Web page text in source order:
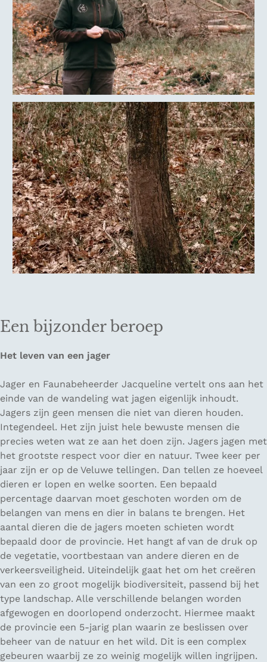
Een bijzonder beroep
Het leven van een jager
Jager en Faunabeheerder Jacqueline vertelt ons aan het
einde van de wandeling wat jagen eigenlijk inhoudt.
Jagers zijn geen mensen die niet van dieren houden.
Integendeel. Het zijn juist hele bewuste mensen die
precies weten wat ze aan het doen zijn. Jagers jagen met
het grootste respect voor dier en natuur. Twee keer per
jaar zijn er op de Veluwe tellingen. Dan tellen ze hoeveel
dieren er lopen en welke soorten. Een bepaald
percentage daarvan moet geschoten worden om de
belangen van mens en dier in balans te brengen. Het
aantal dieren die de jagers moeten schieten wordt
bepaald door de provincie. Het hangt af van de druk op
de vegetatie, voortbestaan van andere dieren en de
verkeersveiligheid. Uiteindelijk gaat het om het creëren
van een zo groot mogelijk biodiversiteit, passend bij het
type landschap. Alle verschillende belangen worden
afgewogen en doorlopend onderzocht. Hiermee maakt
de provincie een 5-jarig plan waarin ze beslissen over
beheer van de natuur en het wild. Dit is een complex
gebeuren waarbij ze zo weinig mogelijk willen ingrijpen.